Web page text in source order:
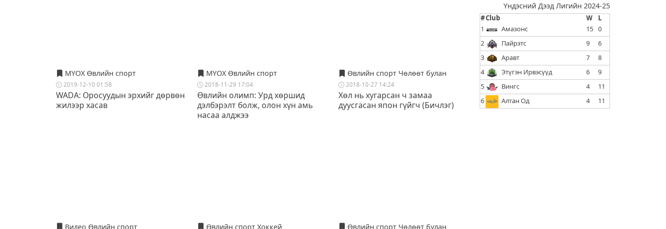
МҮОХ Өвлийн спорт
2019-12-10 01:58
WADA: Оросуудын эрхийг дөрвөн
жилээр хасав
МҮОХ Өвлийн спорт
2018-11-29 17:04
Өвлийн олимп: Урд хөршид
дэлбэрэлт болж, олон хүн амь
насаа алджээ
Өвлийн спорт Чөлөөт булан
2018-10-27 14:24
Хөл нь хугарсан ч замаа
дуусгасан япон гүйгч (Бичлэг)
Видео Өвлийн спорт Өвлийн спорт Хоккей Өвлийн спорт Чөлөөт булан
Үндэсний Дээд Лигийн 2024-25
#Club W
L
1
Амазонс 15 0
2
Пайрэтс 9
6
3
Аравт 7
8
4
Этүгэн Ирвэсүүд 6
9
5
Вингс 4
11
6
Алтан Од 4 11